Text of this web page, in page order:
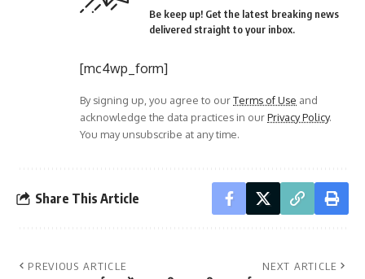
Be keep up! Get the latest breaking news
delivered straight to your inbox.
[mc4wp_form]
By signing up, you agree to ourTerms of Use and
acknowledge the data practices in ourPrivacy Policy.
You may unsubscribe at any time.
Share This Article
PREVIOUS ARTICLE NEXT ARTICLE